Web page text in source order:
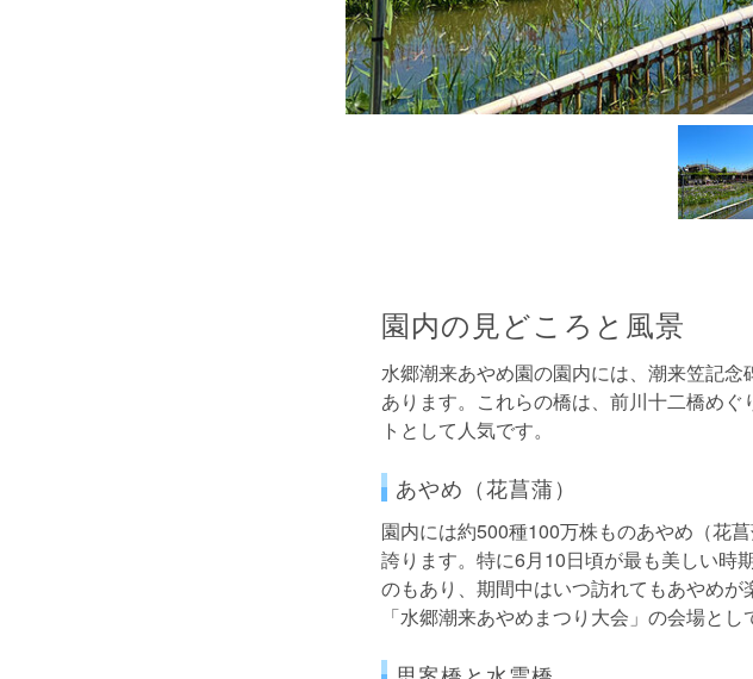
園内の見どころと風景
水郷潮来あやめ園の園内には、潮来笠記
あります。これらの橋は、前川十二橋め
トとして人気です。
あやめ（花菖蒲）
園内には約500種100万株ものあやめ（花
誇ります。特に6月10日頃が最も美しい時
のもあり、期間中はいつ訪れてもあやめ
「水郷潮来あやめまつり大会」の会場とし